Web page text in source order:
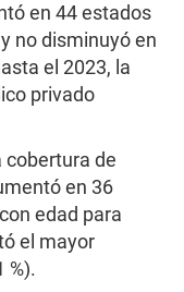
en 44 estados
no disminuyó en
el 2023, la
privado
cobertura de
en 36
edad para
el mayor
%).